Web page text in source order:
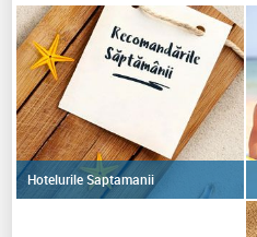
Hotelurile Saptamanii